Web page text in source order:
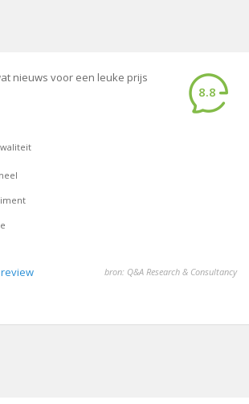
nieuws voor een leuke prijs
8.8
bron: Q&A Research & Consultancy